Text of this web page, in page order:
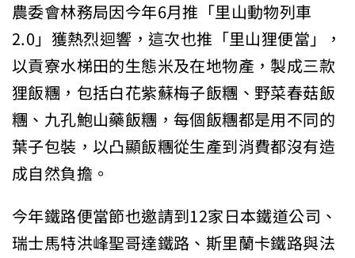
農委會林務局因今年6月推「里山動物列車
2.0」獲熱烈迴響，這次也推「里山狸便當」，
以貢寮水梯田的生態米及在地物產，製成三款
狸飯糰，包括白花紫蘇梅子飯糰、野菜春菇飯
糰、九孔鮑山藥飯糰，每個飯糰都是用不同的
葉子包裝，以凸顯飯糰從生產到消費都沒有造
成自然負擔。
今年鐵路便當節也邀請到12家日本鐵道公司、
瑞士馬特洪峰聖哥達鐵路、斯里蘭卡鐵路與法